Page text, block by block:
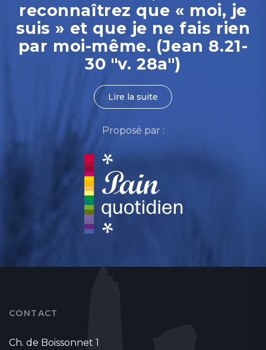
reconnaîtrez que « moi, je
suis » et que je ne fais rien
par moi-même. (Jean 8.21-
30 "v. 28a")
Lire la suite
Proposé par :
CONTACT
Ch. de Boissonnet 1